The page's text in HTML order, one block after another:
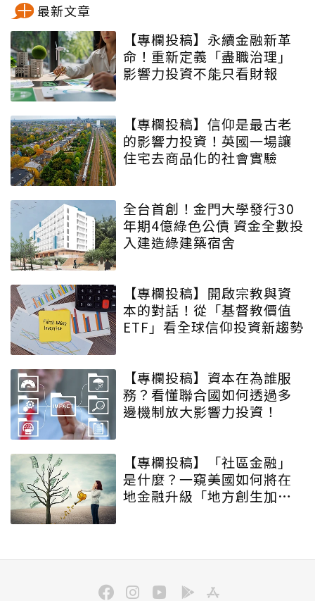
最新文章
【專欄投稿】永續金融新革
命！重新定義「盡職治理」
影響力投資不能只看財報
【專欄投稿】信仰是最古老
的影響力投資！英國一場讓
住宅去商品化的社會實驗
全台首創！金門大學發行30
年期4億綠色公債 資金全數投
入建造綠建築宿舍
【專欄投稿】開啟宗教與資
本的對話！從「基督教價值
ETF」看全球信仰投資新趨勢
【專欄投稿】資本在為誰服
務？看懂聯合國如何透過多
邊機制放大影響力投資！
【專欄投稿】「社區金融」
是什麼？一窺美國如何將在
地金融升級「地方創生加速